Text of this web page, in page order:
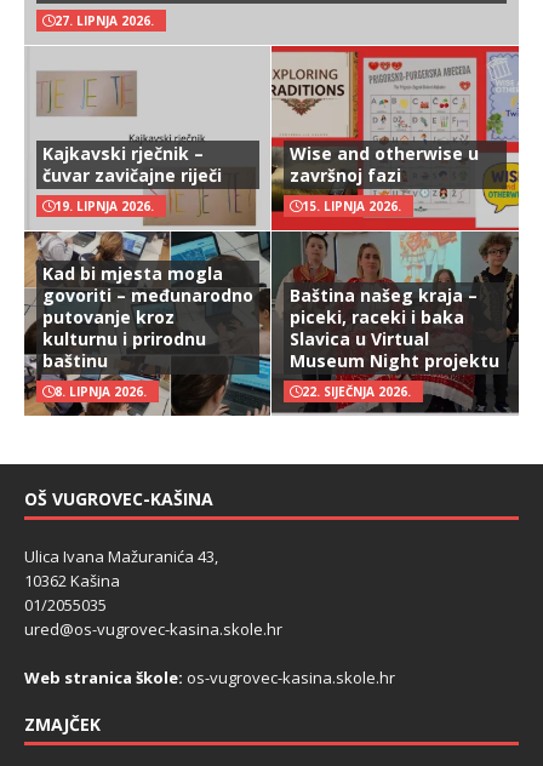
27. LIPNJA 2026.
Kajkavski rječnik –
čuvar zavičajne riječi
19. LIPNJA 2026.
Wise and otherwise u
završnoj fazi
15. LIPNJA 2026.
Kad bi mjesta mogla
govoriti – međunarodno
putovanje kroz
kulturnu i prirodnu
baštinu
8. LIPNJA 2026.
Baština našeg kraja –
piceki, raceki i baka
Slavica u Virtual
Museum Night projektu
22. SIJEČNJA 2026.
OŠ VUGROVEC-KAŠINA
Ulica Ivana Mažuranića 43,
10362 Kašina
01/2055035
ured@os-vugrovec-kasina.skole.hr
Web stranica škole: os-vugrovec-kasina.skole.hr
ZMAJČEK